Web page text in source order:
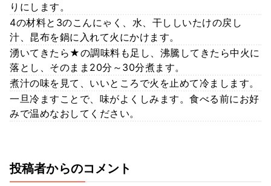
りにします。
4の材料と3のこんにゃく、水、干ししいたけの戻し
汁、昆布を鍋に入れて火にかけます。
湧いてきたら★の調味料も足し、沸騰してきたら中火に
落とし、そのまま20分～30分煮ます。
煮汁の味を見て、いいところで火を止めて冷まします。
一旦冷ますことで、味がよくしみます。食べる前にお好
みで温めなおしてください。
投稿者からのコメント